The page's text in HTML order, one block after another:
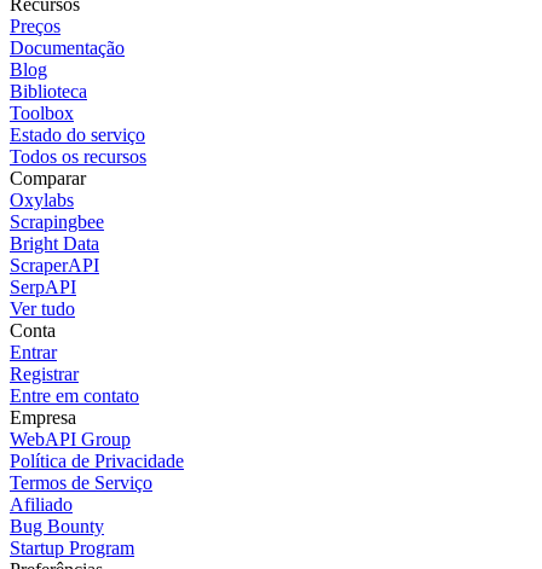
Recursos
Preços
Documentação
Blog
Biblioteca
Toolbox
Estado do serviço
Todos os recursos
Comparar
Oxylabs
Scrapingbee
Bright Data
ScraperAPI
SerpAPI
Ver tudo
Conta
Entrar
Registrar
Entre em contato
Empresa
WebAPI Group
Política de Privacidade
Termos de Serviço
Afiliado
Bug Bounty
Startup Program